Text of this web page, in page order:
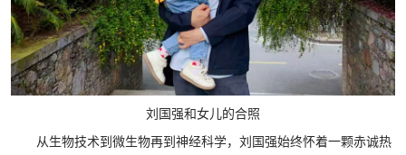
刘国强和女儿的合照
从生物技术到微生物再到神经科学，刘国强始终怀着一颗赤诚热